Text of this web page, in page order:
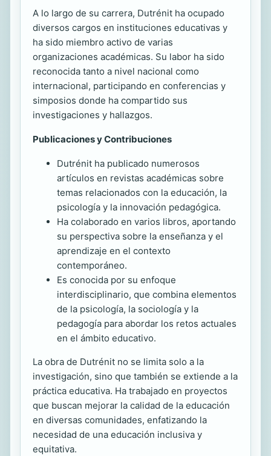
A lo largo de su carrera, Dutrénit ha ocupado
diversos cargos en instituciones educativas y
ha sido miembro activo de varias
organizaciones académicas. Su labor ha sido
reconocida tanto a nivel nacional como
internacional, participando en conferencias y
simposios donde ha compartido sus
investigaciones y hallazgos.
Publicaciones y Contribuciones
Dutrénit ha publicado numerosos
artículos en revistas académicas sobre
temas relacionados con la educación, la
psicología y la innovación pedagógica.
Ha colaborado en varios libros, aportando
su perspectiva sobre la enseñanza y el
aprendizaje en el contexto
contemporáneo.
Es conocida por su enfoque
interdisciplinario, que combina elementos
de la psicología, la sociología y la
pedagogía para abordar los retos actuales
en el ámbito educativo.
La obra de Dutrénit no se limita solo a la
investigación, sino que también se extiende a la
práctica educativa. Ha trabajado en proyectos
que buscan mejorar la calidad de la educación
en diversas comunidades, enfatizando la
necesidad de una educación inclusiva y
equitativa.